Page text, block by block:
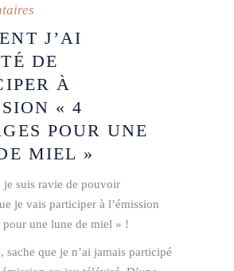
J’AI
DE
À
« 4
POUR UNE
MIEL »
je suis ravie de pouvoir
je vais participer à l’émission
pour une lune de miel » !
sache que je n’ai jamais participé